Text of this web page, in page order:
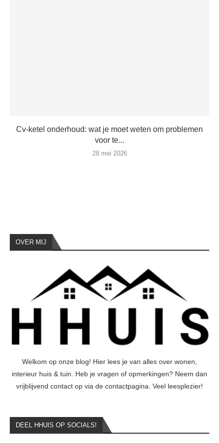
Cv-ketel onderhoud: wat je moet weten om problemen
voor te...
28 mei 2026
OVER MIJ
Welkom op onze blog! Hier lees je van alles over wonen,
interieur huis & tuin. Heb je vragen of opmerkingen? Neem dan
vrijblijvend contact op via de contactpagina. Veel leesplezier!
DEEL HHUIS OP SOCIALS!